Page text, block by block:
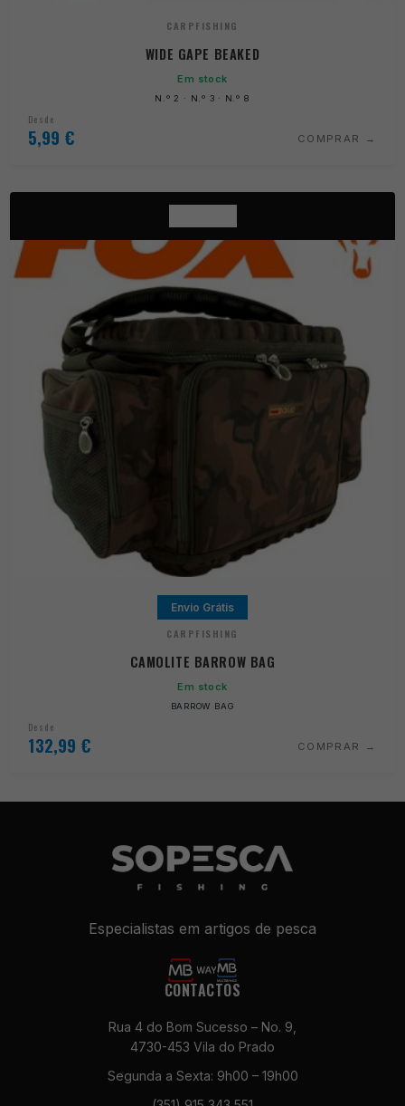
CARPFISHING
WIDE GAPE BEAKED
Em stock
N.º 2 · N.º 3 · N.º 8
Desde
5,99 € COMPRAR
Envio Grátis
CARPFISHING
CAMOLITE BARROW BAG
Em stock
BARROW BAG
Desde
132,99 € COMPRAR
Especialistas em artigos de pesca
CONTACTOS
Rua 4 do Bom Sucesso – No. 9,
4730-453 Vila do Prado
Segunda a Sexta: 9h00 – 19h00